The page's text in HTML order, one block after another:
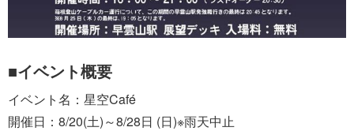
■イベント概要
イベント名：星空Café
開催日：8/20(土)～8/28日 (日)※雨天中止